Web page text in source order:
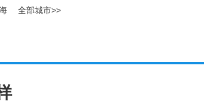
全部城市>>